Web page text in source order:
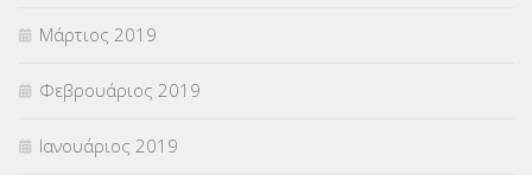
Μάρτιος 2019
Φεβρουάριος 2019
Ιανουάριος 2019